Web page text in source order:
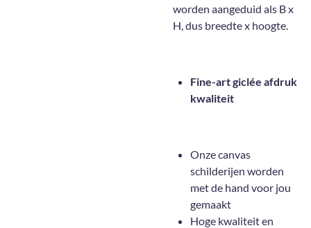
worden aangeduid als B x
H, dus breedte x hoogte.
Fine-art giclée afdruk
kwaliteit
Onze canvas
schilderijen worden
met de hand voor jou
gemaakt
Hoge kwaliteit en